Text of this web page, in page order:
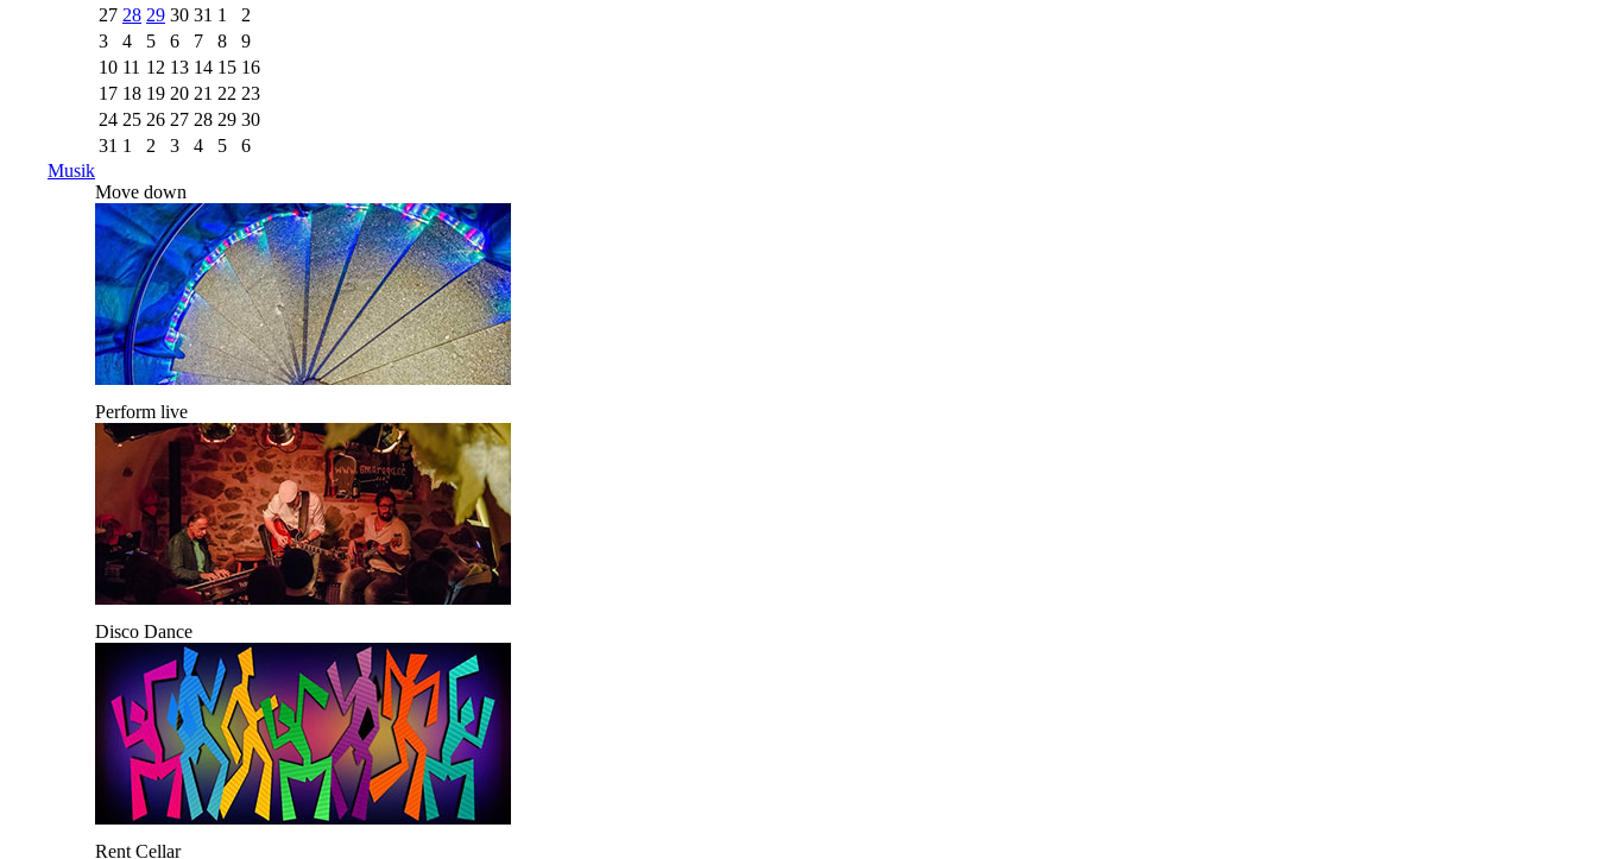
27 28 29 30 31 1
2
3
4 5 6 7 8
9
10 11 12 13 14 15 16
17 18 19 20 21 22 23
24 25 26 27 28 29 30
31 1 2 3 4 5
6
Musik
Move down
Perform live
Disco Dance
Rent Cellar